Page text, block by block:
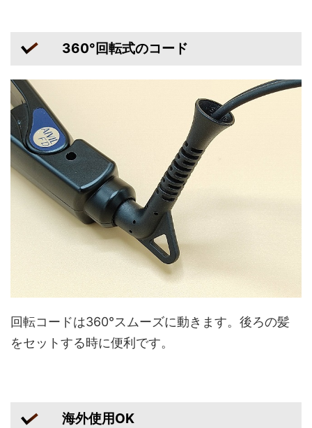
360°回転式のコード
回転コードは360°スムーズに動きます。後ろの髪
をセットする時に便利です。
海外使用OK